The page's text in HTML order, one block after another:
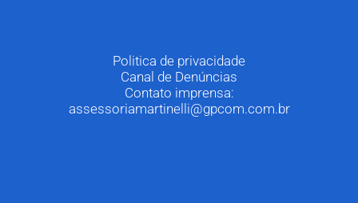
Politica de privacidade
Canal de Denúncias
Contato imprensa:
assessoriamartinelli@gpcom.com.br